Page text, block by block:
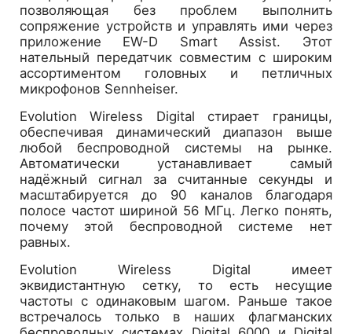
позволяющая без проблем выполнить
сопряжение устройств и управлять ими через
приложение EW-D Smart Assist. Этот
нательный передатчик совместим с широким
ассортиментом головных и петличных
микрофонов Sennheiser.
Evolution Wireless Digital стирает границы,
обеспечивая динамический диапазон выше
любой беспроводной системы на рынке.
Автоматически устанавливает самый
надёжный сигнал за считанные секунды и
масштабируется до 90 каналов благодаря
полосе частот шириной 56 МГц. Легко понять,
почему этой беспроводной системе нет
равных.
Evolution Wireless Digital имеет
эквидистантную сетку, то есть несущие
частоты с одинаковым шагом. Раньше такое
встречалось только в наших флагманских